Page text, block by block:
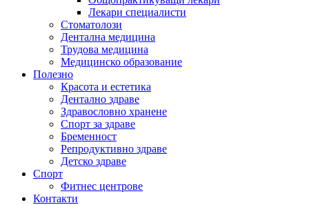
Лекари специалисти
Стоматолози
Дентална медицина
Трудова медицина
Медицинско образование
Полезно
Красота и естетика
Дентално здраве
Здравословно хранене
Спорт за здраве
Бременност
Репродуктивно здраве
Детско здраве
Спорт
Фитнес центрове
Контакти